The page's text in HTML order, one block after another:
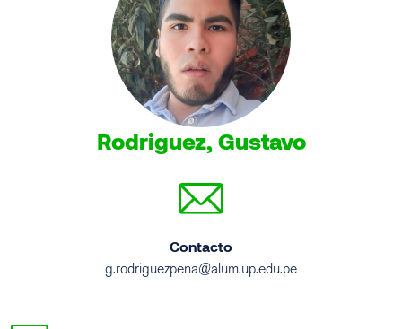
Rodriguez, Gustavo
Contacto
g.rodriguezpena@alum.up.edu.pe